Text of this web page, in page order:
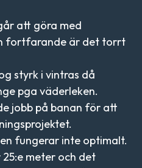
att göra med
fortfarande är det torrt
styrk i vintras då
pga väderleken.
jobb på banan för att
fungerar inte optimalt.
meter och det